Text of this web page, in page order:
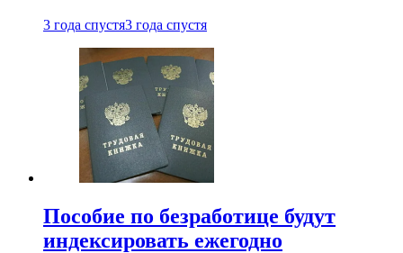
3 года спустя3 года спустя
Пособие по безработице будут
индексировать ежегодно